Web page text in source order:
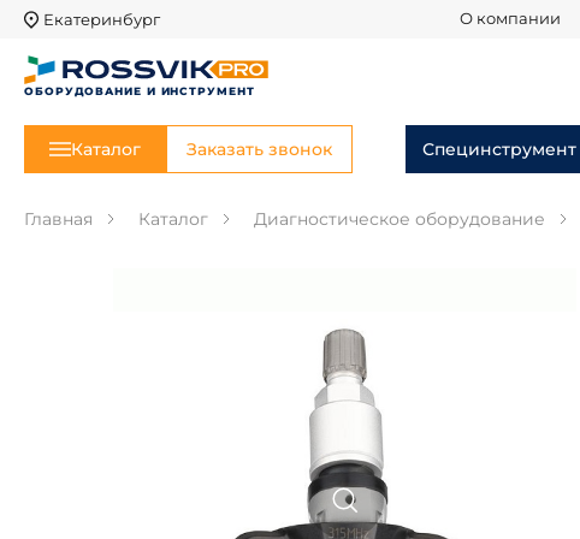
Екатеринбург О компании
ОБОРУДОВАНИЕ И ИНСТРУМЕНТ
Каталог Заказать звонок Специнструмент
Главная Каталог Диагностическое оборудование